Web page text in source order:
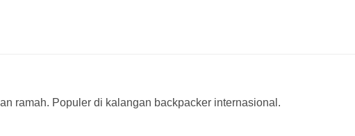
ramah. Populer di kalangan backpacker internasional.